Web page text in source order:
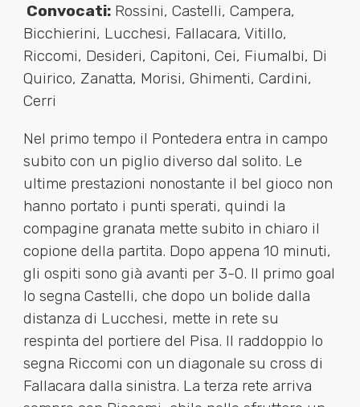
Convocati:Rossini, Castelli, Campera,
Bicchierini, Lucchesi, Fallacara, Vitillo,
Riccomi, Desideri, Capitoni, Cei, Fiumalbi, Di
Quirico, Zanatta, Morisi, Ghimenti, Cardini,
Cerri
Nel primo tempo il Pontedera entra in campo
subito con un piglio diverso dal solito. Le
ultime prestazioni nonostante il bel gioco non
hanno portato i punti sperati, quindi la
compagine granata mette subito in chiaro il
copione della partita. Dopo appena 10 minuti,
gli ospiti sono già avanti per 3-0. Il primo goal
lo segna Castelli, che dopo un bolide dalla
distanza di Lucchesi, mette in rete su
respinta del portiere del Pisa. Il raddoppio lo
segna Riccomi con un diagonale su cross di
Fallacara dalla sinistra. La terza rete arriva